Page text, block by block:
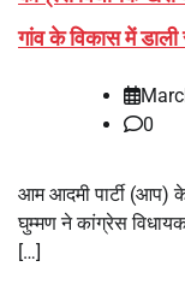
गांव के विकास में
0
आम आदमी पार्टी (आप)
घुम्मण ने कांग्रेस
[…]